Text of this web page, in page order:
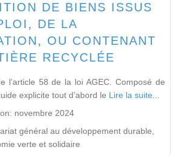
DE BIENS ISSUS
DE LA
OU CONTENANT
RECYCLÉE
l’article 58 de la loi AGEC. Composé de
explicite tout d’abord le Lire la suite...
novembre 2024
général au développement durable,
verte et solidaire